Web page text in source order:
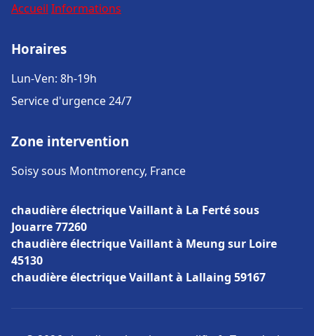
Accueil Informations
Horaires
Lun-Ven: 8h-19h
Service d'urgence 24/7
Zone intervention
Soisy sous Montmorency, France
chaudière électrique Vaillant à La Ferté sous
Jouarre 77260
chaudière électrique Vaillant à Meung sur Loire
45130
chaudière électrique Vaillant à Lallaing 59167